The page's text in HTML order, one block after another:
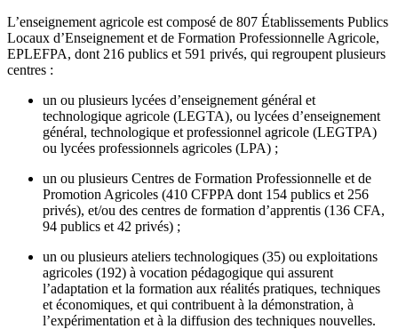
L’enseignement agricole est composé de 807 Établissements Publics
Locaux d’Enseignement et de Formation Professionnelle Agricole,
EPLEFPA, dont 216 publics et 591 privés, qui regroupent plusieurs
centres :
un ou plusieurs lycées d’enseignement général et
technologique agricole (LEGTA), ou lycées d’enseignement
général, technologique et professionnel agricole (LEGTPA)
ou lycées professionnels agricoles (LPA) ;
un ou plusieurs Centres de Formation Professionnelle et de
Promotion Agricoles (410 CFPPA dont 154 publics et 256
privés), et/ou des centres de formation d’apprentis (136 CFA,
94 publics et 42 privés) ;
un ou plusieurs ateliers technologiques (35) ou exploitations
agricoles (192) à vocation pédagogique qui assurent
l’adaptation et la formation aux réalités pratiques, techniques
et économiques, et qui contribuent à la démonstration, à
l’expérimentation et à la diffusion des techniques nouvelles.